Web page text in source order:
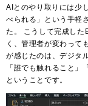
AIとのやり取りには少
べられる」という手軽
た。 こうして完成し
く、管理者が変わって
が感じたのは、デジタ
「誰でも触れること
ということです。